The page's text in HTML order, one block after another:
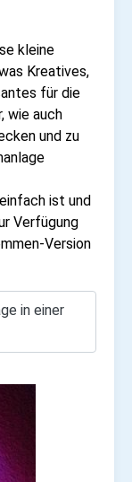
kleine
Kreatives,
für die
wie auch
und zu
ist und
Verfügung
Version
in einer